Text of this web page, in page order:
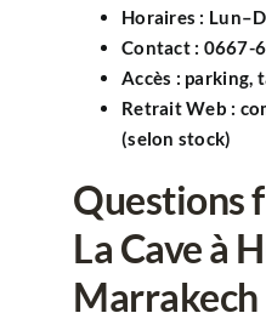
Horaires :
Contact: 0667-
Accès : parking,
Retrait Web :
(selon stock)
Questions
La Cave à
Marrakech